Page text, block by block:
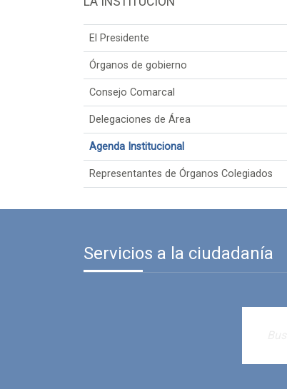
El Presidente
Órganos de gobierno
Consejo Comarcal
Delegaciones de Área
Agenda Institucional
Representantes de Órganos Colegiados
Servicios a la ciudadanía